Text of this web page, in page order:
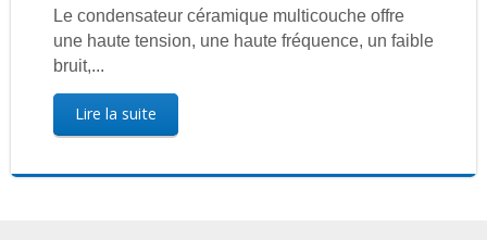
Le condensateur céramique multicouche offre
une haute tension, une haute fréquence, un faible
bruit,...
Lire la suite